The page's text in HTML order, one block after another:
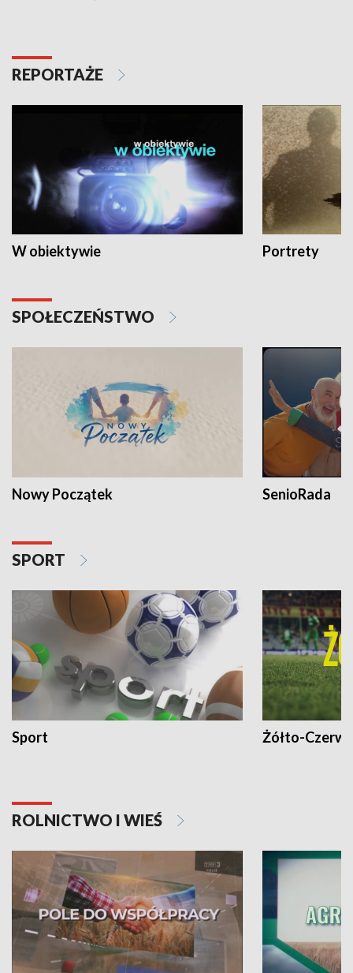
REPORTAŻE
W obiektywie Portrety
SPOŁECZEŃSTWO
Nowy Początek SenioRada
SPORT
Sport Żółto-
ROLNICTWO I WIEŚ